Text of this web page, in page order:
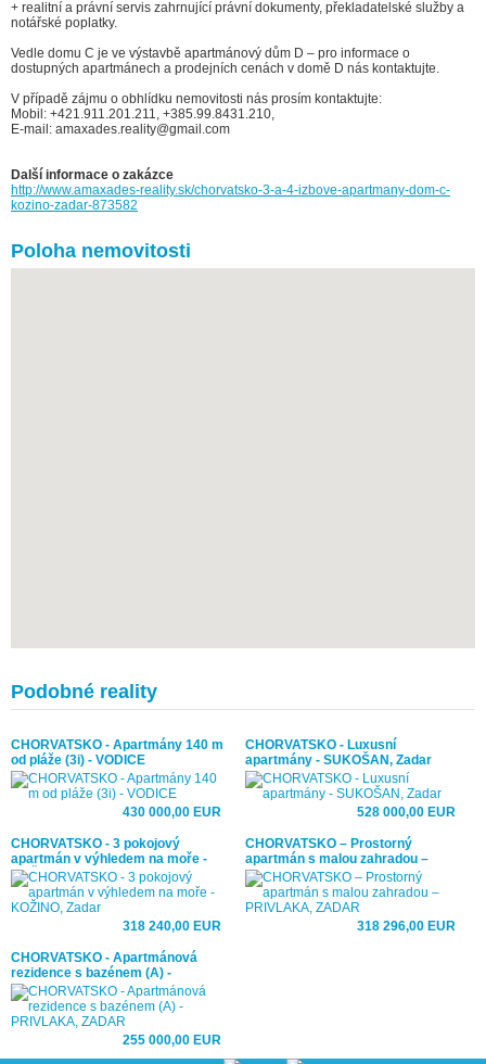
+ realitní a právní servis zahrnující právní dokumenty, překladatelské služby a
notářské poplatky.
Vedle domu C je ve výstavbě apartmánový dům D – pro informace o
dostupných apartmánech a prodejních cenách v domě D nás kontaktujte.
V případě zájmu o obhlídku nemovitosti nás prosím kontaktujte:
Mobil: +421.911.201.211, +385.99.8431.210,
E-mail: amaxades.reality@gmail.com
Další informace o zakázce
http://www.amaxades-reality.sk/chorvatsko-3-a-4-izbove-apartmany-dom-c-
kozino-zadar-873582
Poloha nemovitosti
Podobné reality
CHORVATSKO - Apartmány 140 m
od pláže (3i) - VODICE
430 000,00 EUR
CHORVATSKO - Luxusní
apartmány - SUKOŠAN, Zadar
528 000,00 EUR
CHORVATSKO - 3 pokojový
apartmán v výhledem na moře -
KOŽINO, Zadar
318 240,00 EUR
CHORVATSKO – Prostorný
apartmán s malou zahradou –
PRIVLAKA, ZADAR
318 296,00 EUR
CHORVATSKO - Apartmánová
rezidence s bazénem (A) -
PRIVLAKA, ZADAR
255 000,00 EUR